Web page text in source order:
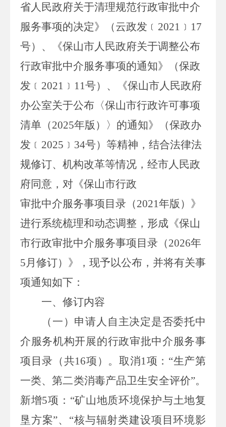
省人民政府关于清理规范行政审批中介
服务事项的决定》（云政发 ﹝ 2021 ﹞ 17
号）、《保山市人民政府关于调整公布
行政审批中介服务事项的通知》（保政
发 ﹝ 2021 ﹞ 11号）、《保山市人民政府
办公室关于公布〈保山市行政许可事项
清单（2025年版）〉的通知》（保政办
发 ﹝ 2025 ﹞ 34号）等精神，结合法律法
规修订、机构改革等情况，经市人民政
府同意，对《保山市行政
审批中介服务事项目录（2021年版）》
进行系统梳理和动态调整，形成《保山
市行政审批中介服务事项目录（2026年
5月 修订）》，现予以公布，并将有关事
项通知如下：
一、修订内容
（一） 申请人自主决定是否委托中
介服务机构开展的行政审批中介服务事
项目录 （共16项） 。 取消1项： “生产第
一类、第二类消毒产品卫生安全评价”。
新增5项： “矿山地质环境保护与土地复
垦方案”、“核与辐射类建设项目环境影